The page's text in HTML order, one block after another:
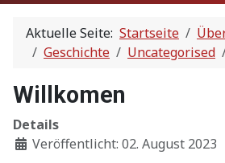
Aktuelle Seite: Startseite
Geschichte
Uncategorised
Willkomen
Details
Veröffentlicht: 02. August 2023